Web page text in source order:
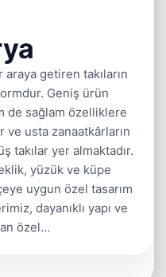
araya getiren takıların
Geniş ürün
de sağlam özelliklere
ve usta zanaatkârların
takılar yer almaktadır.
yüzük ve küpe
uygun özel tasarım
dayanıklı yapı ve
özel…